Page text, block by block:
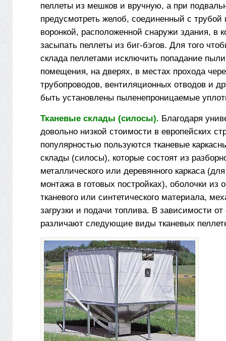
пеллеты из мешков и вручную, а при
предусмотреть желоб, соединенный с
воронкой, расположенной снаружи здания, в
засыпать пеллеты из биг-бэгов. Для того
склада пеллетами исключить попадание
помещения, на дверях, в местах прохода
трубопроводов, вентиляционных отводов и
быть установлены пыленепроницаемые
Тканевые склады (силосы). Благодаря
довольно низкой стоимости в европейских
популярностью пользуются тканевые
склады (силосы), которые состоят из
металлического или деревянного каркаса
монтажа в готовых постройках), оболочки из
тканевого или синтетического материала,
загрузки и подачи топлива. В зависимости
различают следующие виды тканевых